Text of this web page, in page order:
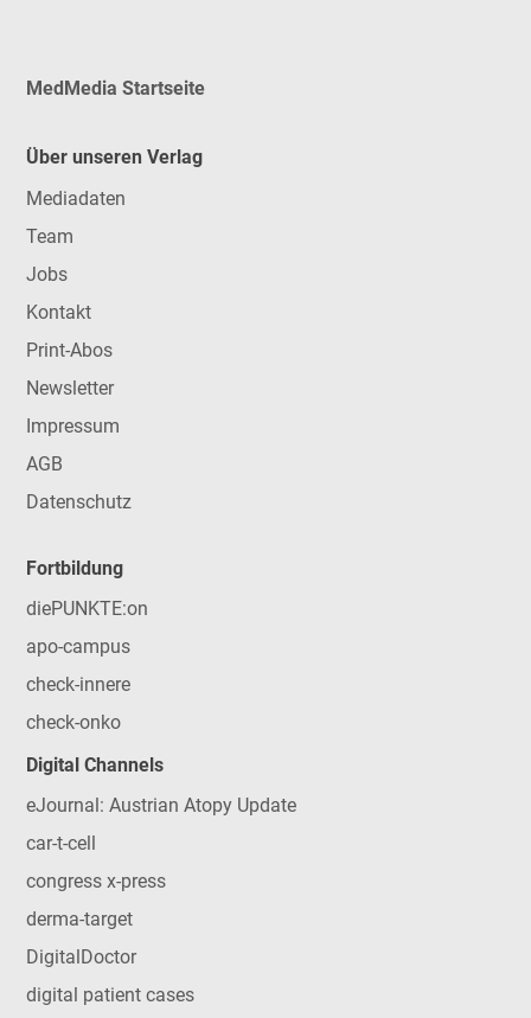
MedMedia Startseite
Über unseren Verlag
Mediadaten
Team
Jobs
Kontakt
Print-Abos
Newsletter
Impressum
AGB
Datenschutz
Fortbildung
diePUNKTE:on
apo-campus
check-innere
check-onko
Digital Channels
eJournal: Austrian Atopy Update
car-t-cell
congress x-press
derma-target
DigitalDoctor
digital patient cases